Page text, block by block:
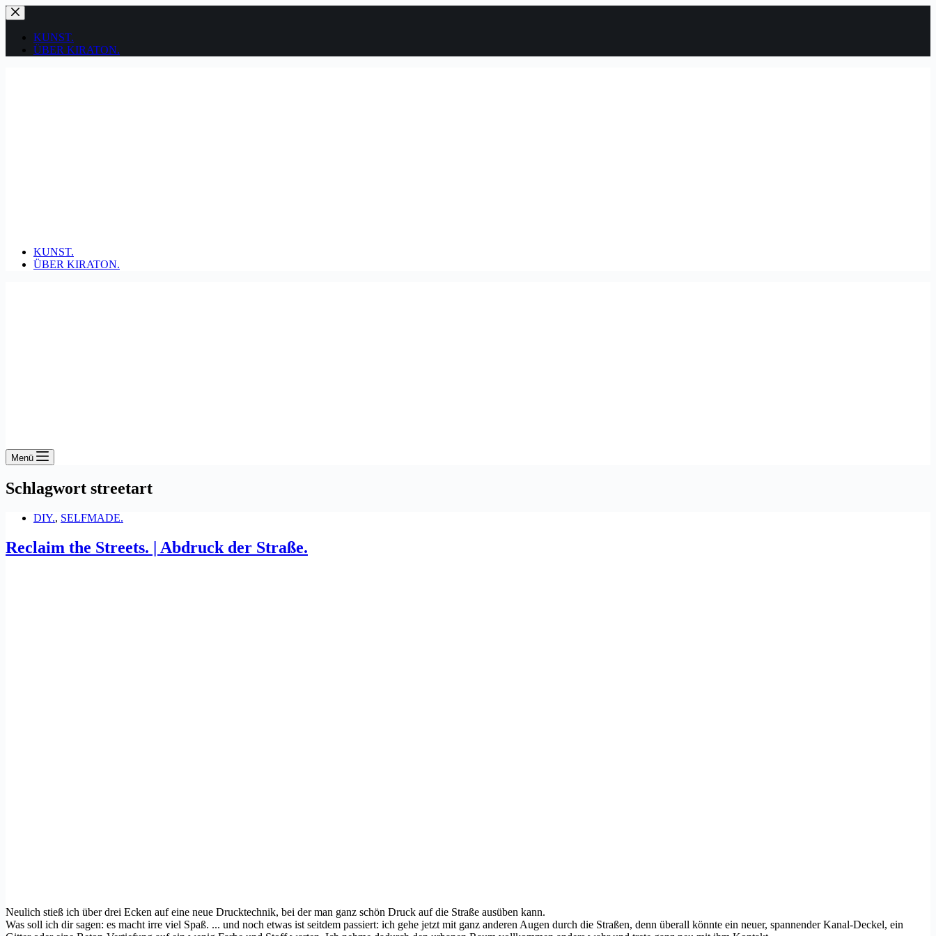
Zum
Inhalt
springenKUNST.
ÜBER KIRATON.
KUNST.
ÜBER KIRATON.
Menü
Schlagwort streetart
DIY., SELFMADE.
Reclaim the Streets. | Abdruck der Straße.
Neulich stieß ich über drei Ecken auf eine neue Drucktechnik, bei der man ganz schön Druck auf die Straße ausüben kann.
Was soll ich dir sagen: es macht irre viel Spaß. ... und noch etwas ist seitdem passiert: ich gehe jetzt mit ganz anderen Augen durch die Straßen, denn überall könnte ein neuer, spannender Kanal-Deckel, ein